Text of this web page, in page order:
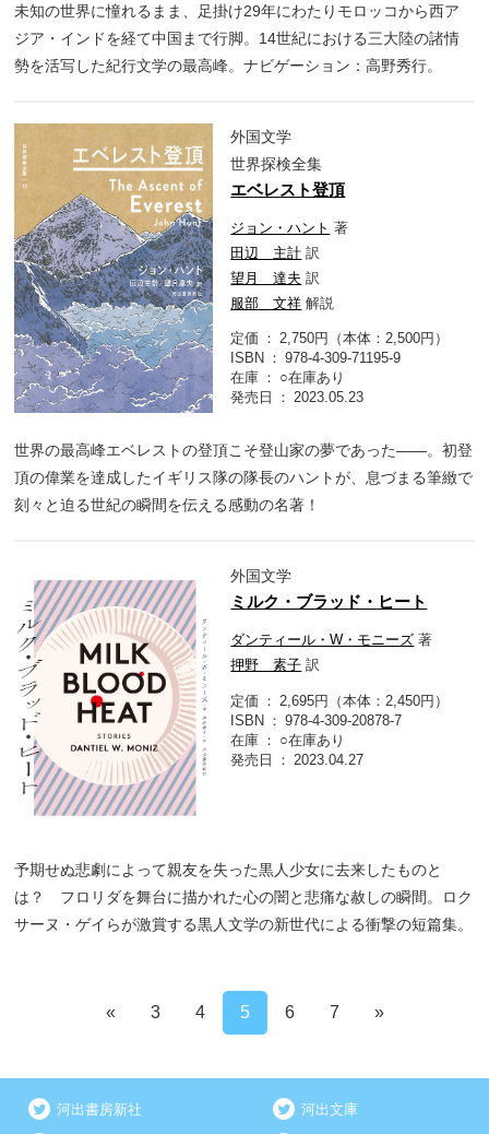
未知の世界に憧れるまま、足掛け29年にわたりモロッコから西ア
ジア・インドを経て中国まで行脚。14世紀における三大陸の諸情
勢を活写した紀行文学の最高峰。ナビゲーション：高野秀行。
外国文学
世界探検全集
エベレスト登頂
ジョン・ハント 著
田辺 主計 訳
望月 達夫 訳
服部 文祥 解説
定価
2,750円（本体：2,500円）
ISBN
978-4-309-71195-9
在庫
○在庫あり
発売日
2023.05.23
世界の最高峰エベレストの登頂こそ登山家の夢であった――。初登
頂の偉業を達成したイギリス隊の隊長のハントが、息づまる筆緻で
刻々と迫る世紀の瞬間を伝える感動の名著！
外国文学
ミルク・ブラッド・ヒート
ダンティール・W・モニーズ 著
押野 素子 訳
定価
2,695円（本体：2,450円）
ISBN
978-4-309-20878-7
在庫
○在庫あり
発売日
2023.04.27
予期せぬ悲劇によって親友を失った黒人少女に去来したものと
は？ フロリダを舞台に描かれた心の闇と悲痛な赦しの瞬間。ロク
サーヌ・ゲイらが激賞する黒人文学の新世代による衝撃の短篇集。
« 3 4 5 6 7 »
河出書房新社 河出文庫